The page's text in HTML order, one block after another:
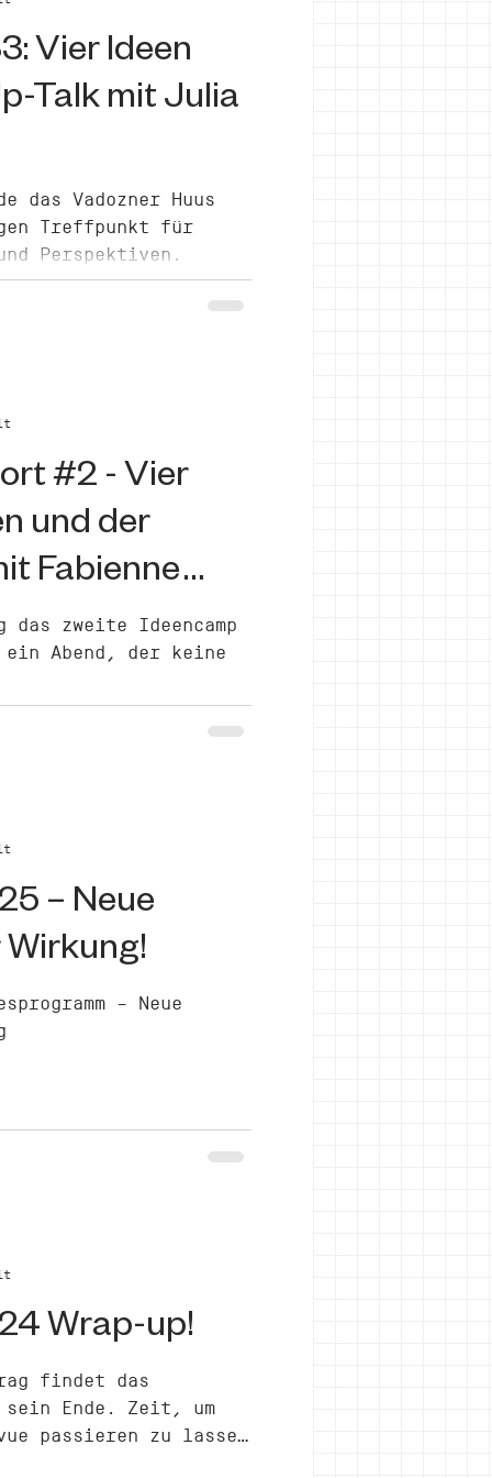
du in diesem Blog-
Vier Ideen
Talk mit Julia
das Vadozner Huus
Treffpunkt für
Perspektiven.
#2 - Vier
und der
Fabienne
das zweite Ideencamp
Abend, der keine
– Neue
Wirkung!
– Neue
Wrap-up!
findet das
sein Ende. Zeit, um
passieren zu lassen